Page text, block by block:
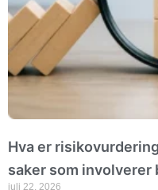
Hva er
saker som involverer
juli 22, 2026